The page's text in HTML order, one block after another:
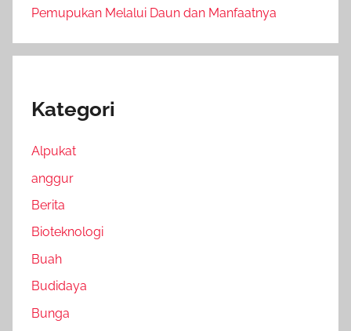
Pemupukan Melalui Daun dan Manfaatnya
Kategori
Alpukat
anggur
Berita
Bioteknologi
Buah
Budidaya
Bunga